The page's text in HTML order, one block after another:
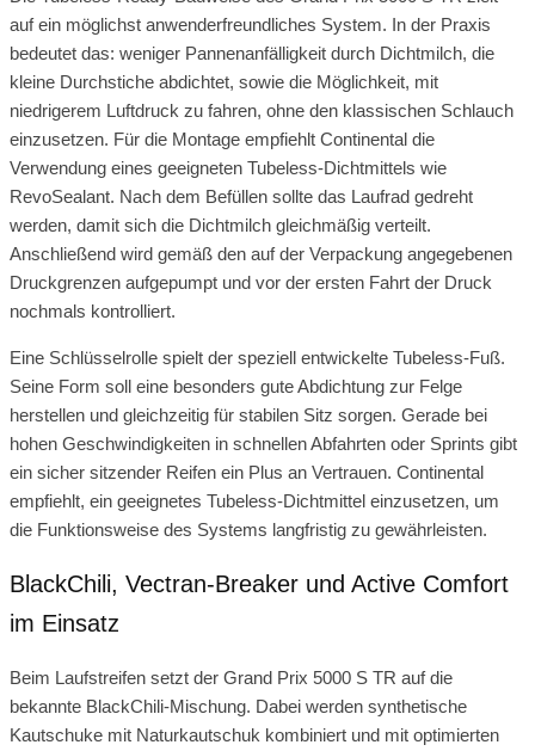
auf ein möglichst anwenderfreundliches System. In der Praxis
bedeutet das: weniger Pannenanfälligkeit durch Dichtmilch, die
kleine Durchstiche abdichtet, sowie die Möglichkeit, mit
niedrigerem Luftdruck zu fahren, ohne den klassischen Schlauch
einzusetzen. Für die Montage empfiehlt Continental die
Verwendung eines geeigneten Tubeless-Dichtmittels wie
RevoSealant. Nach dem Befüllen sollte das Laufrad gedreht
werden, damit sich die Dichtmilch gleichmäßig verteilt.
Anschließend wird gemäß den auf der Verpackung angegebenen
Druckgrenzen aufgepumpt und vor der ersten Fahrt der Druck
nochmals kontrolliert.
Eine Schlüsselrolle spielt der speziell entwickelte Tubeless-Fuß.
Seine Form soll eine besonders gute Abdichtung zur Felge
herstellen und gleichzeitig für stabilen Sitz sorgen. Gerade bei
hohen Geschwindigkeiten in schnellen Abfahrten oder Sprints gibt
ein sicher sitzender Reifen ein Plus an Vertrauen. Continental
empfiehlt, ein geeignetes Tubeless-Dichtmittel einzusetzen, um
die Funktionsweise des Systems langfristig zu gewährleisten.
BlackChili, Vectran-Breaker und Active Comfort
im Einsatz
Beim Laufstreifen setzt der Grand Prix 5000 S TR auf die
bekannte BlackChili-Mischung. Dabei werden synthetische
Kautschuke mit Naturkautschuk kombiniert und mit optimierten